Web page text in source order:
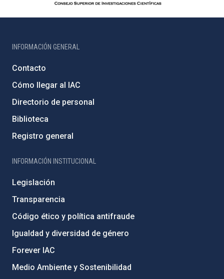
INFORMACIÓN GENERAL
Contacto
Cómo llegar al IAC
Directorio de personal
Biblioteca
Registro general
INFORMACIÓN INSTITUCIONAL
Legislación
Transparencia
Código ético y política antifraude
Igualdad y diversidad de género
Forever IAC
Medio Ambiente y Sostenibilidad